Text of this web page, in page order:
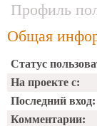
Профиль
Общая
Статус
На проекте с:
Последний вход:
Комментарии: